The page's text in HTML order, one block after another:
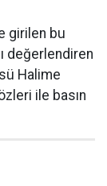
girilen bu
değerlendiren
Halime
ile basın